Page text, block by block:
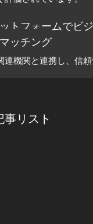
トフォームでビ
ッチング
連機関と連携し、信頼
ニーズに合った最適な
トし、交渉プロセスの
事リスト